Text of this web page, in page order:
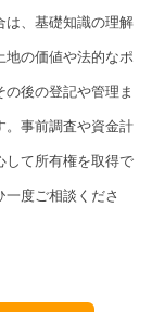
は、基礎知識の理解
地の価値や法的なポ
後の登記や管理ま
。事前調査や資金計
して所有権を取得で
度ご相談くださ